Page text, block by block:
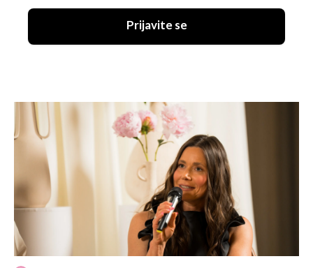
Prijavite se